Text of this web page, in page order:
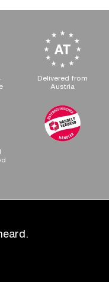
Delivered from
Austria